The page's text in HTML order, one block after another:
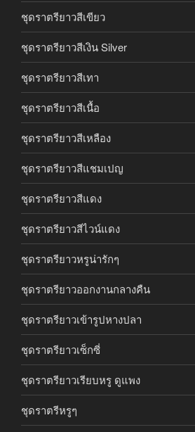
ชุดราตรียาวสีเขียว
ชุดราตรียาวสีเงิน Silver
ชุดราตรียาวสีเทา
ชุดราตรียาวสีเนื้อ
ชุดราตรียาวสีเหลือง
ชุดราตรียาวสีแชมเปญ
ชุดราตรียาวสีแดง
ชุดราตรียาวสีไวน์แดง
ชุดราตรียาวหรูน่ารักๆ
ชุดราตรียาวออกงานกลางคืน
ชุดราตรียาวเข้ารูปหางปลา
ชุดราตรียาวเซ็กซี่
ชุดราตรียาวเรียบหรู ดูแพง
ชุดราตรีหรูๆ